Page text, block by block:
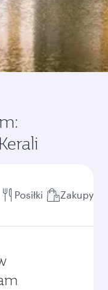
Posiłki Zakupy